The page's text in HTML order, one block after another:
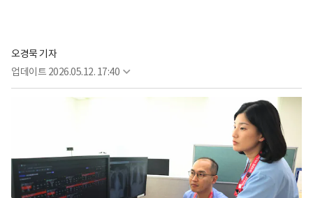
오경묵 기자
업데이트 2026.05.12. 17:40